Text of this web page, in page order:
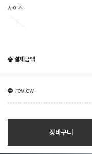
사이즈
총 결제금액
review
장바구니